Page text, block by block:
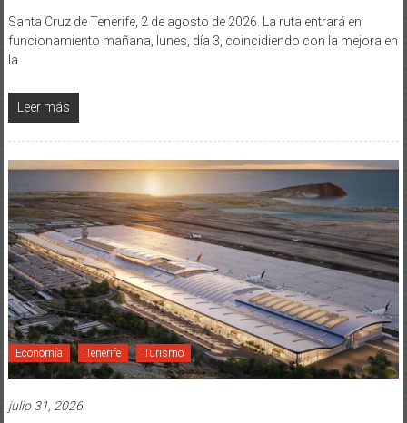
Santa Cruz de Tenerife, 2 de agosto de 2026. La ruta entrará en
funcionamiento mañana, lunes, día 3, coincidiendo con la mejora en
la
Leer más
Economía Tenerife Turismo
julio 31, 2026